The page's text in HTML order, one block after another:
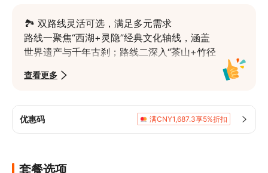
🏞️ 双路线灵活可选，满足多元需求
路线一聚焦“西湖+灵隐”经典文化轴线，涵盖
世界遗产与千年古刹；路线二深入“茶山+竹径
均以杭州市区为闭环，轻松切换，适配不同旅
🚗 全程专车无缝衔接，省时省心
杭州市区内免费上门接送，每日约8小时专属
查看更多
优惠码 满CNY1,687.3享5%折扣
套餐选项